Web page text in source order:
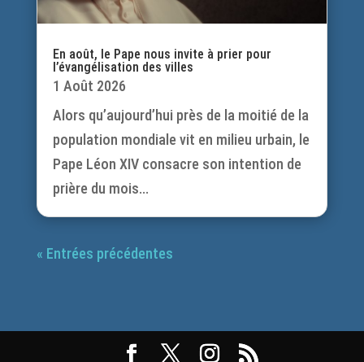
En août, le Pape nous invite à prier pour
l’évangélisation des villes
1 Août 2026
Alors qu’aujourd’hui près de la moitié de la
population mondiale vit en milieu urbain, le
Pape Léon XIV consacre son intention de
prière du mois...
« Entrées précédentes